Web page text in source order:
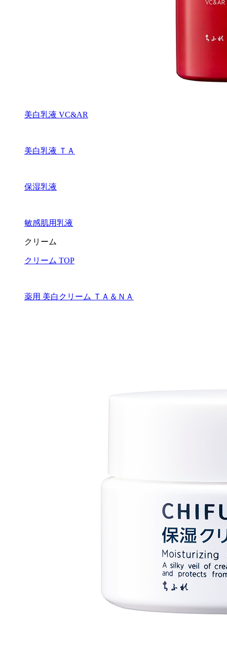
美白乳液 VC&AR
美白乳液 ＴＡ
保湿乳液
敏感肌用乳液
クリーム
クリーム TOP
薬用 美白クリーム ＴＡ＆ＮＡ